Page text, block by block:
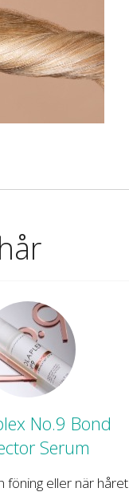
No.9 Bond
Serum
föning eller när håret